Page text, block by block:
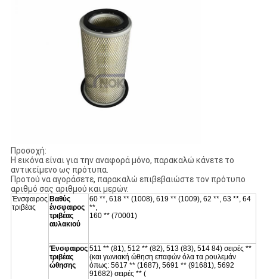
Προσοχή:
Η εικόνα είναι για την αναφορά μόνο, παρακαλώ κάνετε το
αντικείμενο ως πρότυπα.
Προτού να αγοράσετε, παρακαλώ επιβεβαιώστε τον πρότυπο
αριθμό σας αριθμού και μερών.
Ένσφαιρος
τριβέας
Βαθύς
ένσφαιρος
τριβέας
αυλακιού
60 **, 618 ** (1008), 619 ** (1009), 62 **, 63 **, 64
**,
160 ** (70001)
Ένσφαιρος
τριβέας
ώθησης
511 ** (81), 512 ** (82), 513 (83), 514 84) σειρές **
(και γωνιακή ώθηση επαφών όλα τα ρουλεμάν
όπως: 5617 ** (1687), 5691 ** (91681), 5692
91682) σειρές ** (